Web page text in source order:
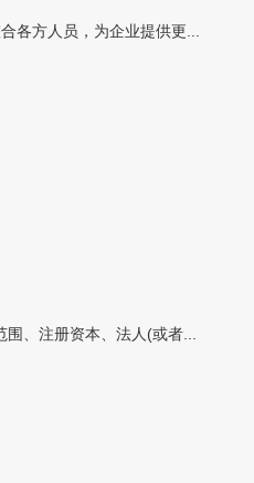
各方人员，为企业提供更...
、注册资本、法人(或者...